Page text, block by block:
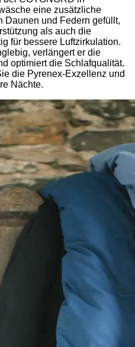
eine zusätzliche
Daunen und Federn gefüllt,
als auch die
für bessere Luftzirkulation.
verlängert er die
optimiert die Schlafqualität.
die Pyrenex-Exzellenz und
Nächte.